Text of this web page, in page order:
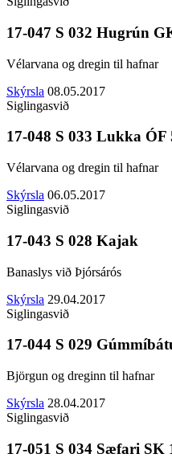
17-047 S 032 Hugrún
Vélarvana og dregin til hafnar
Skýrsla 08.05.2017
Siglingasvið
17-048 S 033 Lukka ÓF
Vélarvana og dregin til hafnar
Skýrsla 06.05.2017
Siglingasvið
17-043 S 028 Kajak
Banaslys við Þjórsárós
Skýrsla 29.04.2017
Siglingasvið
17-044 S 029
Björgun og dreginn til hafnar
Skýrsla 28.04.2017
Siglingasvið
17-051 S 034 Sæfari SK